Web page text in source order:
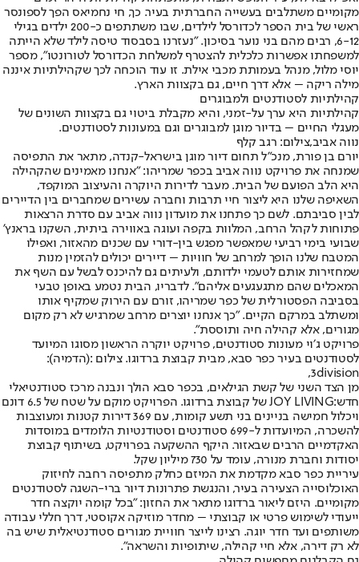
מקומיים משתלבים בעשייה החברתית בעיר. כך, חי נחמיאס הפך לספונסר
ראשי של בית הספר לכדורסל לילדים, שבו משתתפים כ-200 ילדים בגילי
6-12, רבים מהם בני נוער בסיכון. "נעזרנו בסבסוד טיסה לילד שלא הייתה
למשפחתו אפשרות כלכלית להצטרף למשלחת הכדורסל לטורונטו", מספר
יוסי מלול, מנהל בעמותת מכבי אילת. זו עוד הוכחה לכך שקהילתיות איננה
מילה ריקה – אלא דרך חיים, גם בקצוות הארץ.
קהילתיות לסטודנטים ולמבוגרים
קהילתיות היא ערך על-זמני, והיא מקבלת ביטוי גם בקצוות השונים של
מעגלי החיים – בדיור מוגן למבוגרים וגם במעונות לסטודנטים.
נווה אביב,צילום: רגב קלף
יורם בן פורת, מנכ"ל תחום דיור מוגן בישראל-קנדה, מתאר את התפיסה
שמנחה את פרויקט נווה אביב בכפר שמריהו: "אנחנו מאמינים שהקהילה
היא הלב הפועם של הבית. מעבר לדירות היוקרה והעיצוב המוקפד,
השאיפה שלנו היא ליצור חיי תרבות וחברה עשירים שמחברים בין הדיירים
לבין סביבתם. לשם כך פתחנו את מועדון נווה אביב עם סדרת הרצאות
פתוחות לקהל הרחב, המלוות בקפה ועוגה באווירה ביתית, השקנו בראנץ'
שבועי בימי רביעי שמאפשר מפגש בין-דורי עם שכנים מהאזור, ואפילו
המטבח שלנו הופך למרחב של חוויות – דיירים יכולים להזמין מנות
שמחזירות אותם לטעמי ילדותם, ולעיתים גם להיכנס לבשל עם השף את
המאכלים שהם מתגעגעים אליהם". לדבריו, הבית נטמע באופן טבעי
בסביבה הפסטורלית של כפר שמריהו, זורם עם הירוק שמקיף אותו
ומשתלב במרקם הקיים. "כך אנחנו יוצרים מרחב שמרגיש לא רק מקום
מגורים, אלא קהילה חיה ותוססת".
פרויקט ג׳וי מעונות סטודנטים, פרויקט יוקרה הראשון מסוגו המיועד
לסטודנטים בעיר כפר סבא, מבית קבוצת ברדוגו. צילום :(הדמיה):
3division,
מן הצד השני של קשת הגילאים, בכפר סבא הולך ונבנה מרכז סטודנטיאלי
חדש:JOY LIVING של קבוצת ברדוגו. הפרויקט מוקם על שטח של 6.5 דונם
ויכלול חמישה בניינים בני תשע קומות, עם 369 דירות קטנות ומעוצבות
להשכרה, המיועדות ל-699 סטודנטים וסטודנטיות הלומדים במוסדות
האקדמיים הרבים שבאזור. היקף ההשקעה בפרויקט, בשיתוף קבוצת
יסודות וחברת מנורה, עומד על 730 מיליון שקל.
עיריית כפר סבא מקדמת את המיזם כחלק מתפיסה רחבה לחיזוק
האוכלוסייה הצעירה בעיר, והנגשת פתרונות דיור ברי-השגה לסטודנטים
מקומיים. היזם ליאור ברדוגו מתאר את החזון: "בכל קומה יוקצה חדר
ייעודי לשימוש פרטי או קבוצתי – מחדר מוזיקה אקוסטי, דרך חללי עבודה
משותפים ועד חדר יוגה. רצינו לייצר חוויית מגורים סטודנטיאלית שיש בה
לא רק דירה, אלא חיי קהילה, שיתופיות והשראה".